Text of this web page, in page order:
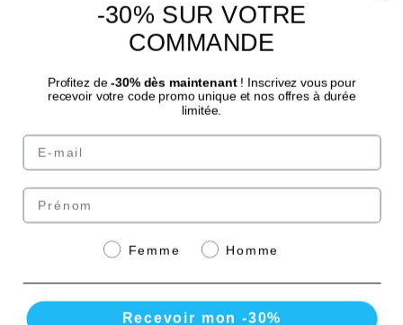
4.7/5
© Laboratoire des GRANIONS 2026 | Paiement sécurisé | *Norme AFNOR NF EN
eafit.com|punch-power.com
Paiement sécurisé avec
-30% SUR VOTRE
COMMANDE
Profitez de -30% dès maintenant! Inscrivez vous pour
recevoir votre code promo unique et nos offres à durée
limitée.
Email
Prénom
GenreFemme Homme
Recevoir mon -30%